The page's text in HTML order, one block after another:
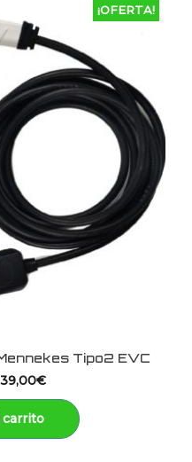
¡OFERTA!
Tipo2 EVC
€
carrito